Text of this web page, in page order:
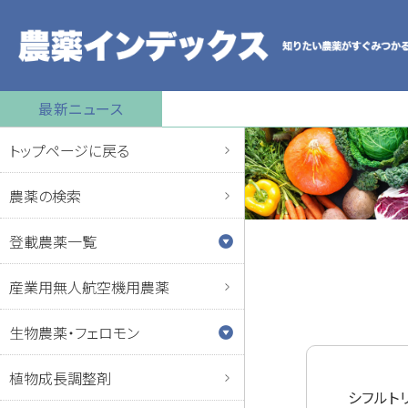
最新ニュース
トップページに戻る
農薬の検索
登載農薬一覧
産業用無人航空機用農薬
生物農薬・フェロモン
植物成長調整剤
シフルト